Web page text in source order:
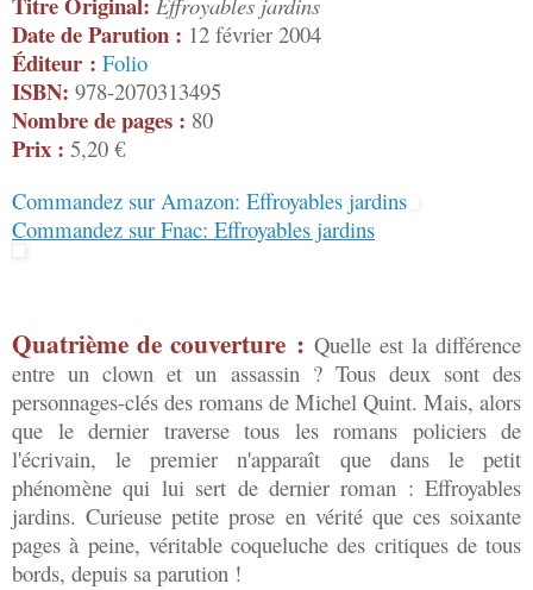
Date de Parution : 12 février 2004
Éditeur : Folio
ISBN: 978-2070313495
Nombre de pages : 80
Prix : 5,20 €
Commandez sur Amazon: Effroyables jardins
Commandez sur Fnac: Effroyables jardins
Quatrième de couverture : Quelle est la différence
entre un clown et un assassin ? Tous deux sont des
personnages-clés des romans de Michel Quint. Mais, alors
que le dernier traverse tous les romans policiers de
l'écrivain, le premier n'apparaît que dans le petit
phénomène qui lui sert de dernier roman : Effroyables
jardins. Curieuse petite prose en vérité que ces soixante
pages à peine, véritable coqueluche des critiques de tous
bords, depuis sa parution !